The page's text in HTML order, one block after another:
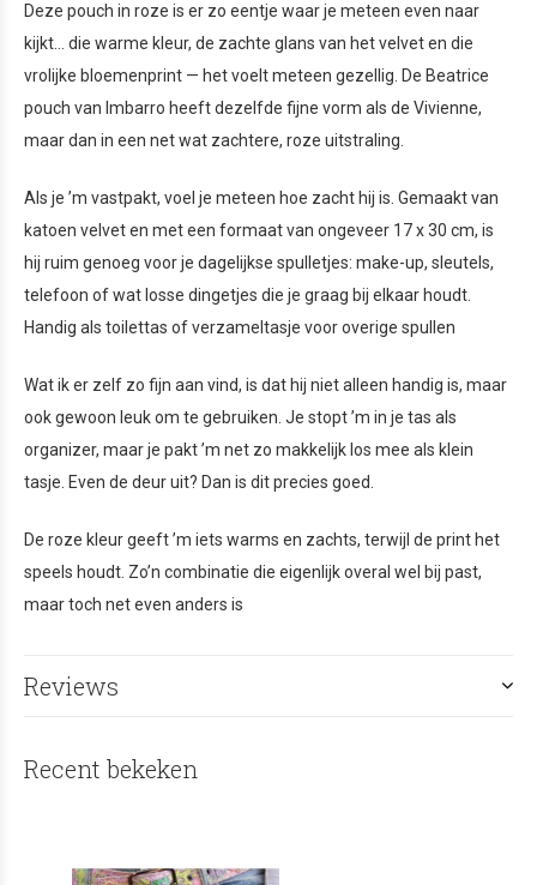
Deze pouch in roze is er zo eentje waar je meteen even naar
kijkt… die warme kleur, de zachte glans van het velvet en die
vrolijke bloemenprint — het voelt meteen gezellig. De Beatrice
pouch van Imbarro heeft dezelfde fijne vorm als de Vivienne,
maar dan in een net wat zachtere, roze uitstraling.
Als je ’m vastpakt, voel je meteen hoe zacht hij is. Gemaakt van
katoen velvet en met een formaat van ongeveer 17 x 30 cm, is
hij ruim genoeg voor je dagelijkse spulletjes: make-up, sleutels,
telefoon of wat losse dingetjes die je graag bij elkaar houdt.
Handig als toilettas of verzameltasje voor overige spullen
Wat ik er zelf zo fijn aan vind, is dat hij niet alleen handig is, maar
ook gewoon leuk om te gebruiken. Je stopt ’m in je tas als
organizer, maar je pakt ’m net zo makkelijk los mee als klein
tasje. Even de deur uit? Dan is dit precies goed.
De roze kleur geeft ’m iets warms en zachts, terwijl de print het
speels houdt. Zo’n combinatie die eigenlijk overal wel bij past,
maar toch net even anders is
Reviews
Recent bekeken